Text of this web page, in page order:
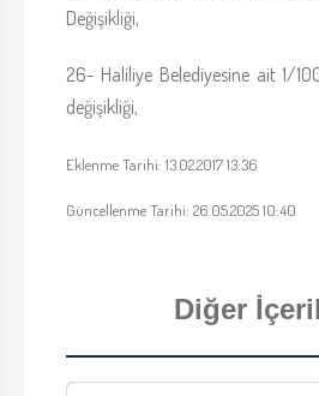
Değişikliği,
26- Haliliye Belediyesine ait 1/
değişikliği,
Eklenme Tarihi: 13.02.2017 13:36
Güncellenme Tarihi: 26.05.2025 10:40
Diğer